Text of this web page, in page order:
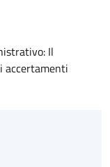
Il
accertamenti